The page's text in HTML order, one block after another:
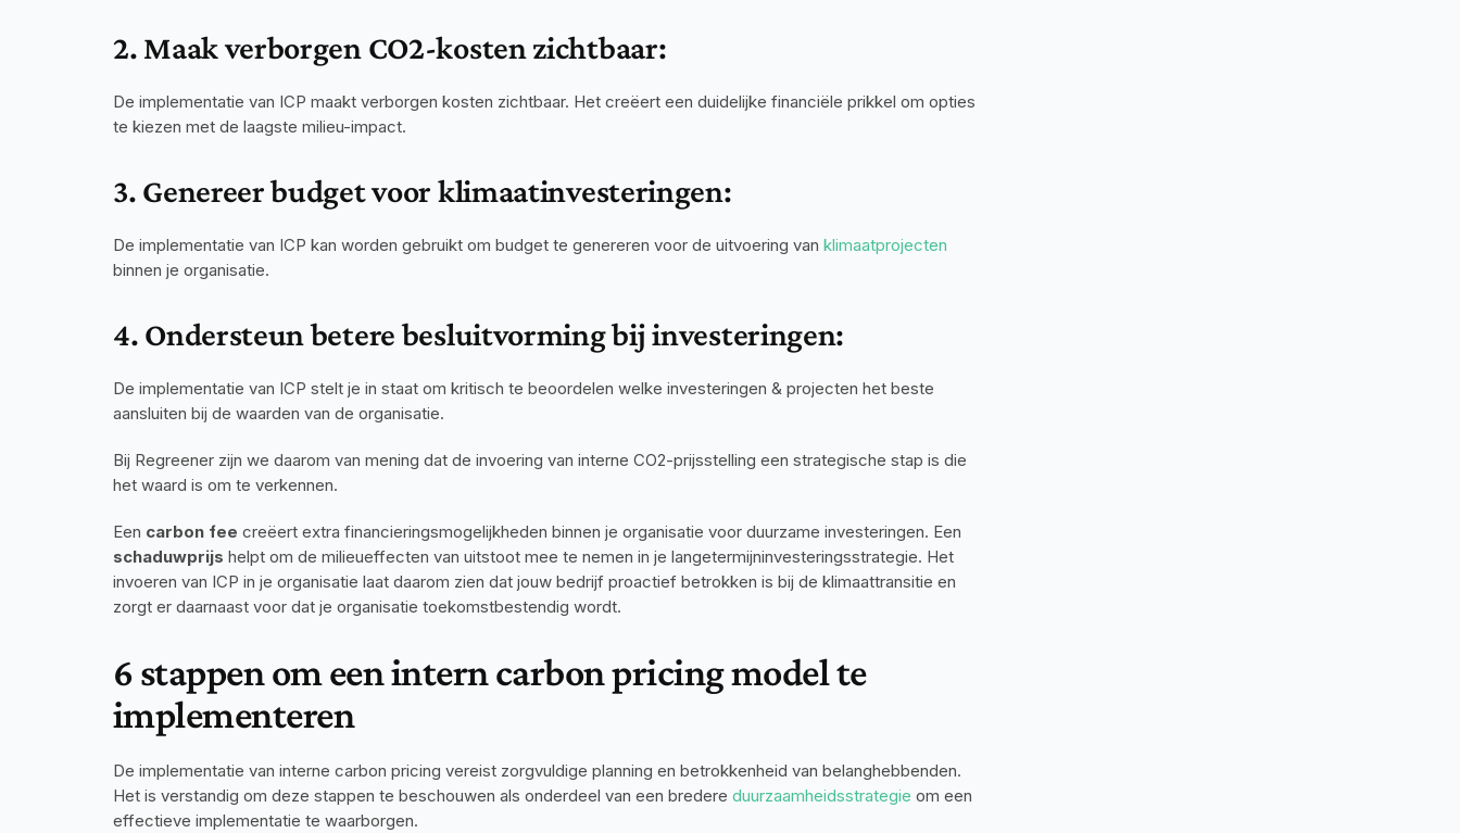
2. Maak verborgen CO2-kosten zichtbaar:
De implementatie van ICP maakt verborgen kosten zichtbaar. Het creëert een duidelijke financiële prikkel om opties
te kiezen met de laagste milieu-impact.
3. Genereer budget voor klimaatinvesteringen:
De implementatie van ICP kan worden gebruikt om budget te genereren voor de uitvoering van
binnen je organisatie.
4. Ondersteun betere besluitvorming bij investeringen:
De implementatie van ICP stelt je in staat om kritisch te beoordelen welke investeringen & projecten het beste
aansluiten bij de waarden van de organisatie.
Bij Regreener zijn we daarom van mening dat de invoering van interne CO2-prijsstelling een strategische stap is die
het waard is om te verkennen.
Een carbon fee
schaduwprijs helpt om de milieueffecten van uitstoot mee te nemen in je langetermijninvesteringsstrategie. Het
invoeren van ICP in je organisatie laat daarom zien dat jouw bedrijf proactief betrokken is bij de klimaattransitie en
zorgt er daarnaast voor dat je organisatie toekomstbestendig wordt.
6 stappen om een intern carbon pricing model te
implementeren
De implementatie van interne carbon pricing vereist zorgvuldige planning en betrokkenheid van belanghebbenden.
Het is verstandig om deze stappen te beschouwen als onderdeel van een bredere duurzaamheidsstrategie om een
effectieve implementatie te waarborgen.